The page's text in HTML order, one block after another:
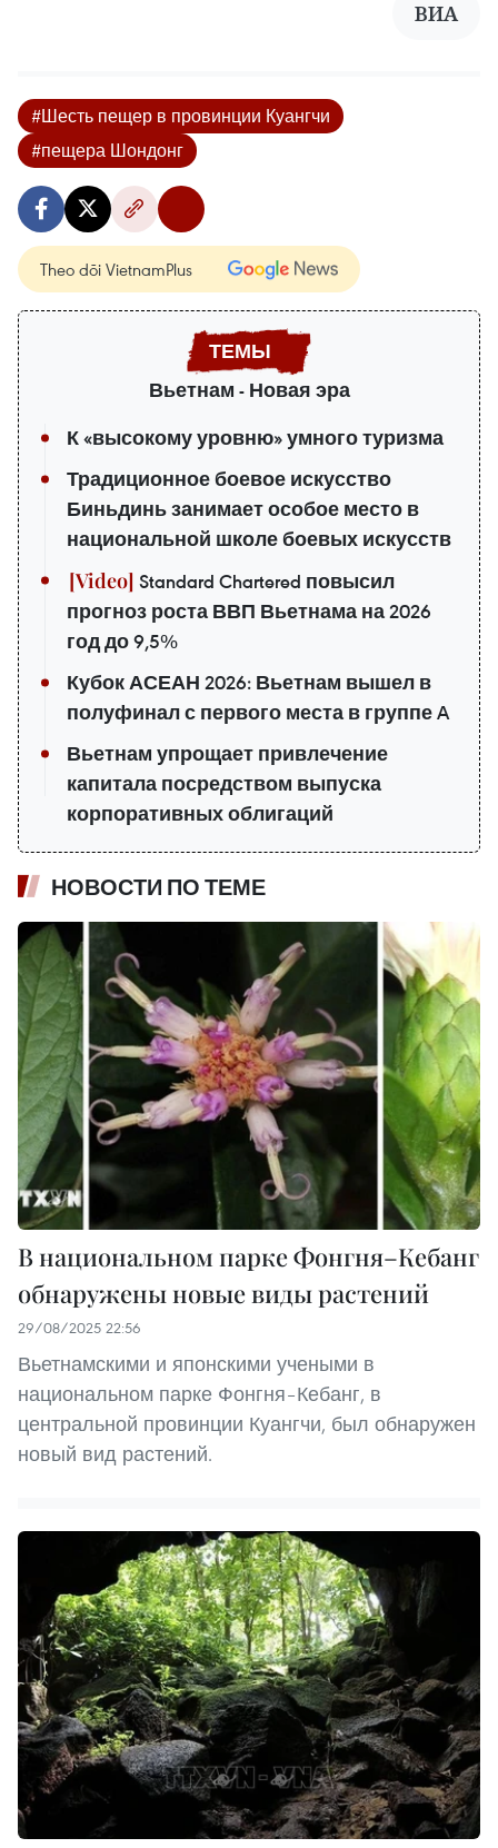
ВИА
#Шесть пещер в провинции Куангчи
#пещера Шондонг
Theo dõi VietnamPlus
Вьетнам - Новая эра
К «высокому уровню» умного туризма
Традиционное боевое искусство
Биньдинь занимает особое место в
национальной школе боевых искусств
Standard Chartered повысил
прогноз роста ВВП Вьетнама на 2026
год до 9,5%
Кубок АСЕАН 2026: Вьетнам вышел в
полуфинал с первого места в группе A
Вьетнам упрощает привлечение
капитала посредством выпуска
корпоративных облигаций
НОВОСТИ ПО ТЕМЕ
В национальном парке Фонгня–Кебанг
обнаружены новые виды растений
29/08/2025 22:56
Вьетнамскими и японскими учеными в
национальном парке Фонгня–Кебанг, в
центральной провинции Куангчи, был обнаружен
новый вид растений.